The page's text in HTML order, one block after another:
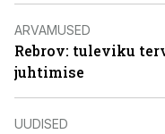
ARVAMUSED
Rebrov: tuleviku
juhtimise
UUDISED